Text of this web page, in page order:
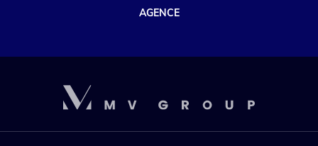
AGENCE